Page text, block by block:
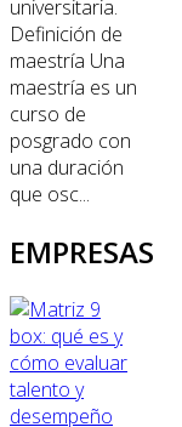
universitaria.
Definición de
maestría Una
maestría es un
curso de
posgrado con
una duración
que osc...
EMPRESAS